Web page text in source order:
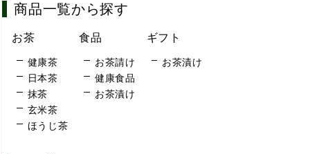
商品一覧から探す
お茶
健康茶
日本茶
抹茶
玄米茶
ほうじ茶
食品
お茶請け
健康食品
お茶漬け
ギフト
お茶漬け